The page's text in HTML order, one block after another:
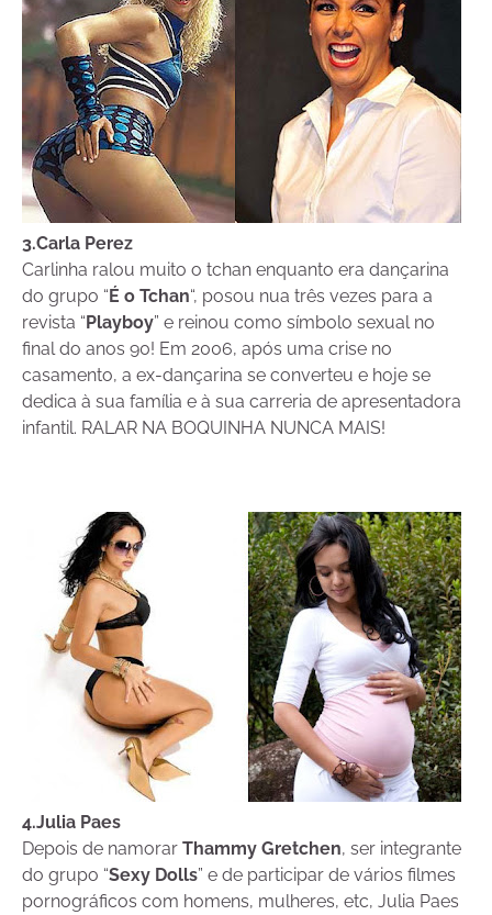
3.Carla Perez
Carlinha ralou muito o tchan enquanto era dançarina
do grupo “É o Tchan“, posou nua três vezes para a
revista “Playboy” e reinou como símbolo sexual no
final do anos 90! Em 2006, após uma crise no
casamento, a ex-dançarina se converteu e hoje se
dedica à sua família e à sua carreria de apresentadora
infantil. RALAR NA BOQUINHA NUNCA MAIS!
4.Julia Paes
Depois de namorar Thammy Gretchen, ser integrante
do grupo “Sexy Dolls” e de participar de vários filmes
pornográficos com homens, mulheres, etc, Julia Paes